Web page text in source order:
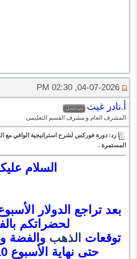
04-07-2026, 02:30 PM
أ.نادر غيث
المشرف العام و مشرف القسم التعليمى
رد: دورة فوركس لشرح استراتيجية الوافي مع
المستمرة .
السلام
بعد تراجع الدولار
لحضراتكم
توقعات الذهب والفضة
حتى نهاية الأسبوع 10-7-2026.